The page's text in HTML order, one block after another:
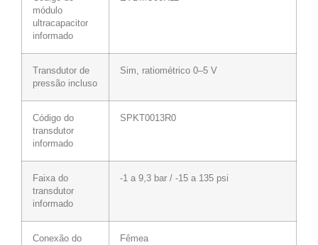
módulo
ultracapacitor
informado
Transdutor de
pressão incluso
Sim, ratiométrico 0–5 V
Código do
transdutor
informado
SPKT0013R0
Faixa do
transdutor
informado
-1 a 9,3 bar / -15 a 135 psi
Conexão do
Fêmea